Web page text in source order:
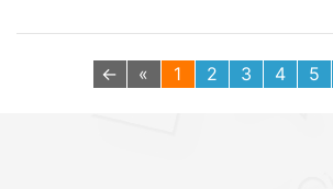
← « 1 2 3 4 5